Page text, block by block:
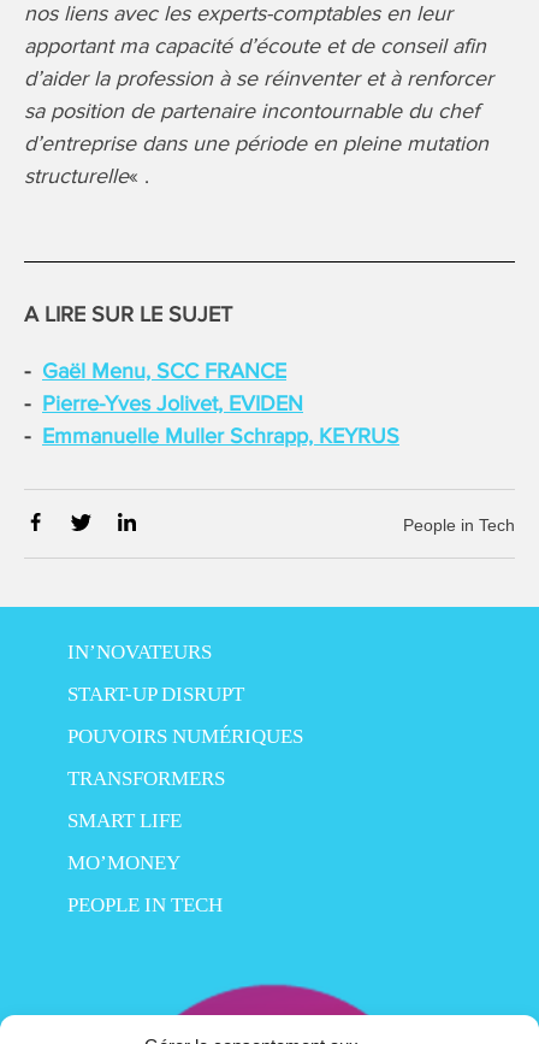
nos liens avec les experts-comptables en leur
apportant ma capacité d’écoute et de conseil afin
d’aider la profession à se réinventer et à renforcer
sa position de partenaire incontournable du chef
d’entreprise dans une période en pleine mutation
structurelle« .
A LIRE SUR LE SUJET
Gaël Menu, SCC FRANCE
Pierre-Yves Jolivet, EVIDEN
Emmanuelle Muller Schrapp, KEYRUS
People in Tech
IN’NOVATEURS
START-UP DISRUPT
POUVOIRS NUMÉRIQUES
TRANSFORMERS
SMART LIFE
MO’MONEY
PEOPLE IN TECH